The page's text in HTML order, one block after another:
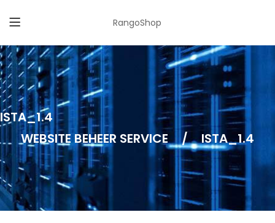
RangoShop
ISTA_1.4
WEBSITE BEHEER SERVICE
/ ISTA_1.4